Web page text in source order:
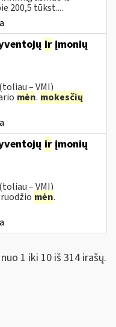
200,5 tūkst....
ir įmonių
– VMI)
mėn. mokesčių
ir įmonių
– VMI)
mėn.
1 iki 10 iš 314 irašų.